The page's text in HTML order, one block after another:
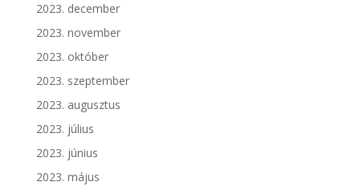
2023. december
2023. november
2023. október
2023. szeptember
2023. augusztus
2023. július
2023. június
2023. május